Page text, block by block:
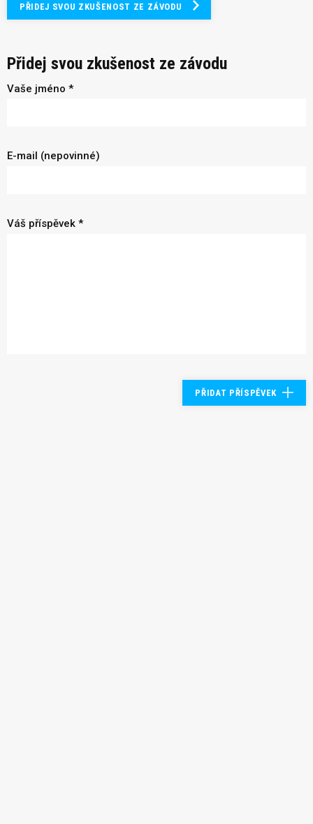
PŘIDEJ SVOU ZKUŠENOST ZE ZÁVODU
Přidej svou zkušenost ze závodu
Vaše jméno *
E-mail (nepovinné)
Váš příspěvek *
PŘIDAT PŘÍSPĚVEK